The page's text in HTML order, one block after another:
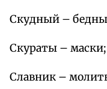
Скудный –
Скураты –
Славник –